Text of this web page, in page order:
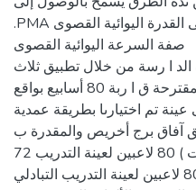
.PMA وبالتالي عمى القدرة اليوائية القصوى VMA تطور أكبر في
صفة السرعة اليوائية القصوى
الد ا رسة من خلال تطبيق ثلاث
ب ا رمج تدريبية المقترحة ق ا ربة 80 أسابيع بواقع
تم اختيارىا بطريقة عمدية
آفاق برج أخريص والمقدرة ب
72 لاعب مقسمة إلى ثلاث مجموعات ) 80 لاعبين لعينة التدريب
المستمر، 80 لاعبين لعينة التدريب التبادلي،